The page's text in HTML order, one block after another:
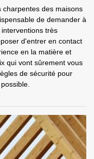
des maisons
de demander à
très
d'entrer en contact
en la matière et
qui vont sûrement vous
de sécurité pour